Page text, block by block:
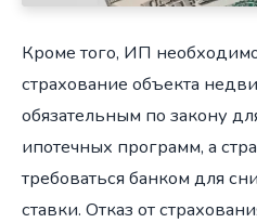
Кроме того, ИП
страхование объекта
обязательным по закону
ипотечных программ, а
требоваться банком для
ставки. Отказ от